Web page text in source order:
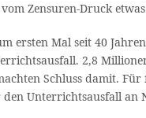
Zensuren-Druck
ersten Mal seit 40
2,8
Schluss damit.
Unterrichtsausfall an